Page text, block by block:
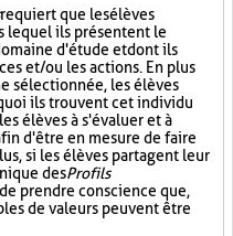
requiert que les élèves
lequel ils présentent le
d'étude et dont ils
et/ou les actions. En plus
sélectionnée, les élèves
ils trouvent cet individu
élèves à s'évaluer et à
d'être en mesure de faire
si les élèves partagent leur
desProfils
prendre conscience que,
de valeurs peuvent être